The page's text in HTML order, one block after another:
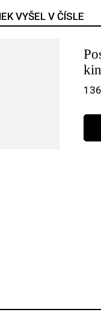
VYŠEL V ČÍSLE